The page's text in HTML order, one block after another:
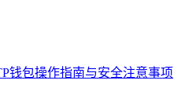
钱包操作指南与安全注意事项